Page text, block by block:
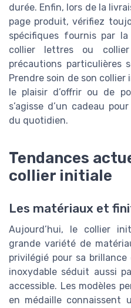
durée. Enfin, lors de la
page produit, vérifiez
spécifiques fournis par
collier lettres ou
précautions particulières
Prendre soin de son collier
le plaisir d’offrir ou de
s’agisse d’un cadeau
du quotidien.
Tendances
collier initiale
Les matériaux et
Aujourd’hui, le collier
grande variété de
privilégié pour sa brillance
inoxydable séduit aussi
accessible. Les modèles
en médaille connaissent